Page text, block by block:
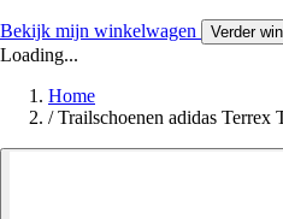
Bekijk mijn winkelwagen Verder
Loading...
Home
/ Trailschoenen adidas Terrex